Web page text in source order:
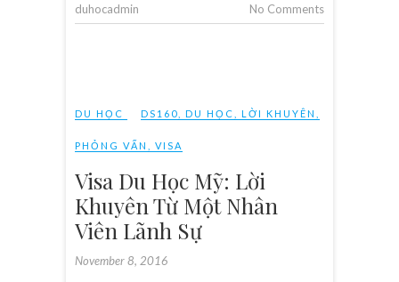
duhocadmin No Comments
DU HỌC DS160 DU HỌC LỜI KHUYÊN
PHỎNG VẤN VISA
Visa Du Học Mỹ: Lời
Khuyên Từ Một Nhân
Viên Lãnh Sự
November 8, 2016